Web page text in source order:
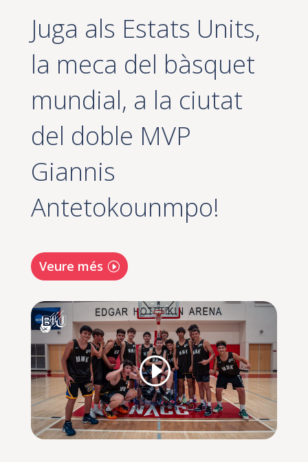
Juga als Estats Units,
la meca del bàsquet
mundial, a la ciutat
del doble MVP
Giannis
Antetokounmpo!
Veure més